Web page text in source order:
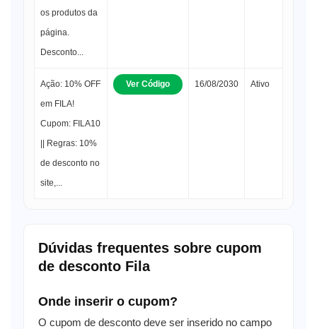
os produtos da
página.
Desconto...
Ação: 10% OFF
em FILA!
Cupom: FILA10
|| Regras: 10%
de desconto no
site,...
Ver Código 16/08/2030 Ativo
Dúvidas frequentes sobre cupom
de desconto Fila
Onde inserir o cupom?
O cupom de desconto deve ser inserido no campo